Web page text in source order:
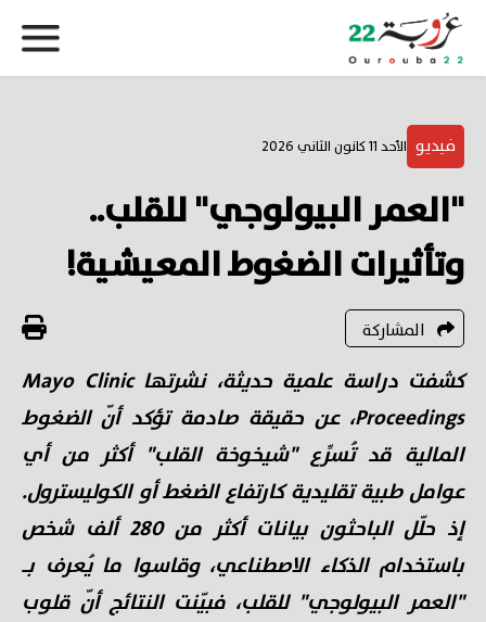
فيديو الأحد 11 كانون الثاني 2026
"العمر البيولوجي" للقلب..
وتأثيرات الضغوط المعيشية!
المشاركة
كشفت دراسة علمية حديثة، نشرتها Mayo Clinic
Proceedings، عن حقيقة صادمة تؤكد أنّ الضغوط
المالية قد تُسرِّع "شيخوخة القلب" أكثر من أي
عوامل طبية تقليدية كارتفاع الضغط أو الكوليسترول.
إذ حلّل الباحثون بيانات أكثر من 280 ألف شخص
باستخدام الذكاء الاصطناعي، وقاسوا ما يُعرف بـ
"العمر البيولوجي" للقلب، فبيّنت النتائج أنّ قلوب